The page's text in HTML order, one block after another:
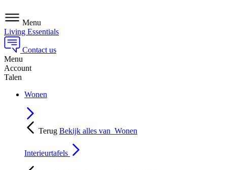
Menu
Living Essentials
Contact us
Menu
Account
Talen
Wonen
Terug Bekijk alles van Wonen
Interieurtafels